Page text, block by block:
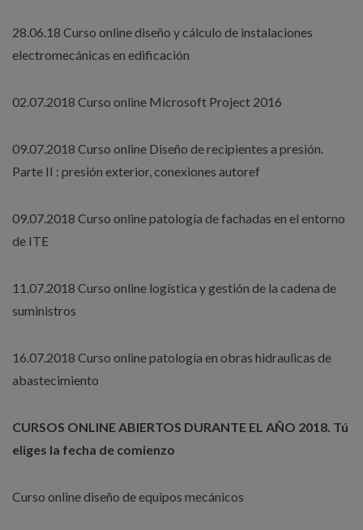
28.06.18 Curso online diseño y cálculo de instalaciones
electromecánicas en edificación
02.07.2018 Curso online Microsoft Project 2016
09.07.2018 Curso online Diseño de recipientes a presión.
Parte II : presión exterior, conexiones autoref
09.07.2018 Curso online patología de fachadas en el entorno
de ITE
11.07.2018 Curso online logística y gestión de la cadena de
suministros
16.07.2018 Curso online patología en obras hidraulicas de
abastecimiento
CURSOS ONLINE ABIERTOS DURANTE EL AÑO 2018. Tú
eliges la fecha de comienzo
Curso online diseño de equipos mecánicos